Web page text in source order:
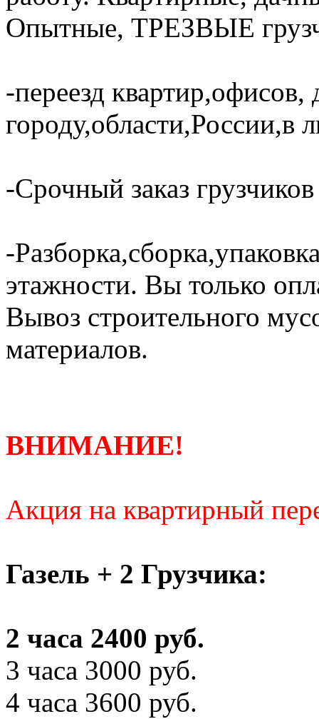
Опытные, ТРЕЗВЫЕ
-переезд
городу,области,России,в
-Срочный заказ
-
этажности. Вы только
Вывоз строительного
материалов.
ВНИМАНИЕ!
Акция на квартирный
Газель + 2 Грузчика:
2 часа 2400 руб.
3 часа 3000 руб.
4 часа 3600 руб.